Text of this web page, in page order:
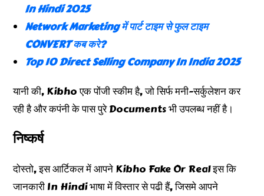
In Hindi 2025
Network Marketing में पार्ट टाइम से फुल टाइम
CONVERT कब करे?
Top 10 Direct Selling Company In India 2025
यानी की, Kibho एक पोंजी स्कीम है, जो सिर्फ मनी-सर्कुलेशन कर
रही है और कपंनी के पास पुरे Documents भी उपलब्ध नहीं है।
निष्कर्ष
दोस्तो, इस आर्टिकल में आपने Kibho Fake Or Real इस कि
जानकारी In Hindi भाषा में विस्तार से पढी हैं, जिसमे आपने